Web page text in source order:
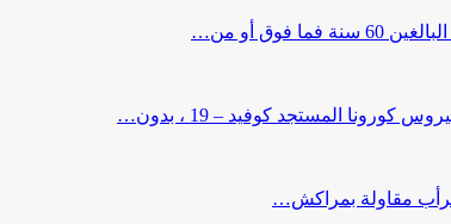
أو من…
المستجد كوفيد – 19 ، بدون…
مرأب مقاولة بمراكش…